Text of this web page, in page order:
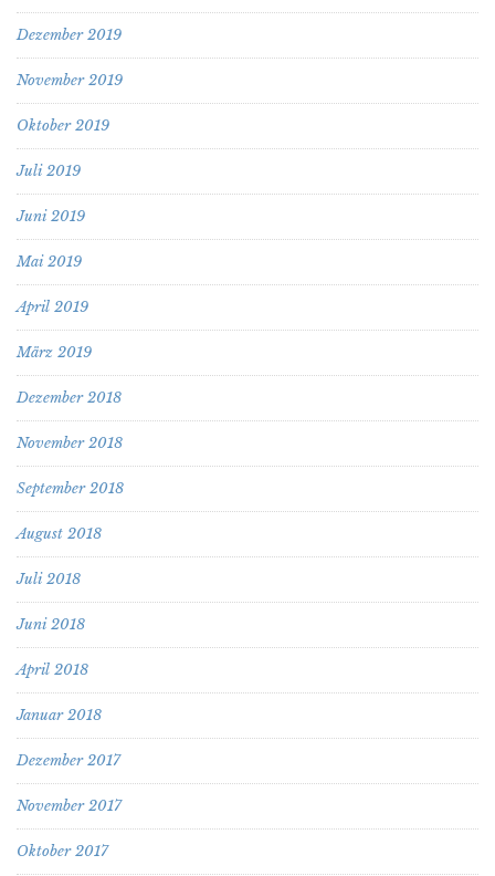
Dezember 2019
November 2019
Oktober 2019
Juli 2019
Juni 2019
Mai 2019
April 2019
März 2019
Dezember 2018
November 2018
September 2018
August 2018
Juli 2018
Juni 2018
April 2018
Januar 2018
Dezember 2017
November 2017
Oktober 2017